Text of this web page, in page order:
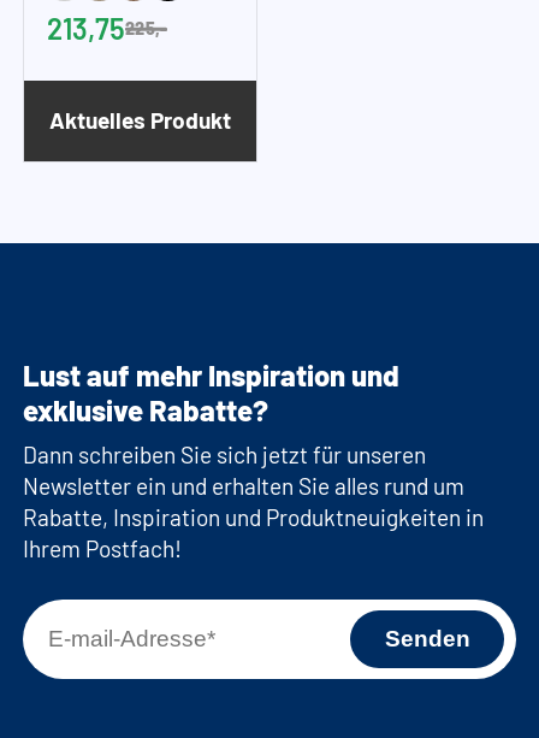
(BxHxT)
213,75225,-
Aktuelles Produkt
Lust auf mehr Inspiration und
exklusive Rabatte?
Dann schreiben Sie sich jetzt für unseren
Newsletter ein und erhalten Sie alles rund um
Rabatte, Inspiration und Produktneuigkeiten in
Ihrem Postfach!